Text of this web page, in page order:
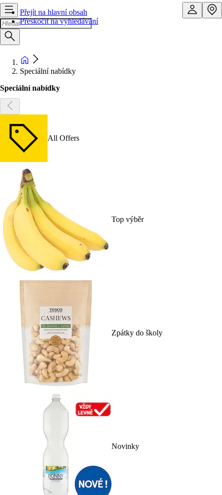
Přejít na hlavní obsah
Přeskočit na vyhledávání
Speciální nabídky
Speciální nabídky
All Offers
Top výběr
Zpátky do školy
Novinky